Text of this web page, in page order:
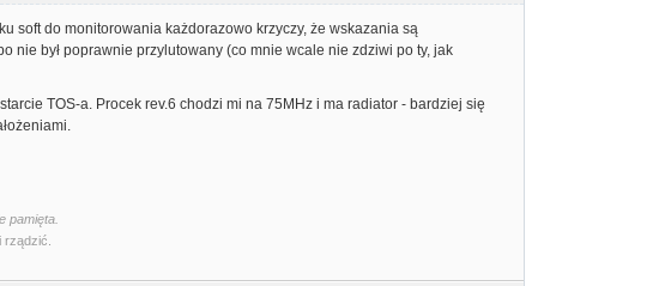
soft do monitorowania każdorazowo krzyczy, że wskazania są
nie był poprawnie przylutowany (co mnie wcale nie zdziwi po ty, jak
TOS-a. Procek rev.6 chodzi mi na 75MHz i ma radiator - bardziej się
pamięta.